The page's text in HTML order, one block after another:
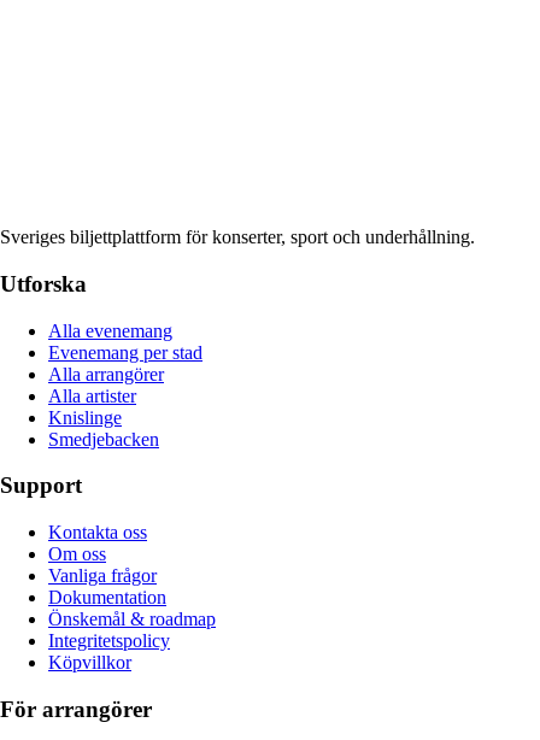
Sveriges biljettplattform för konserter, sport och underhållning.
Utforska
Alla evenemang
Evenemang per stad
Alla arrangörer
Alla artister
Knislinge
Smedjebacken
Support
Kontakta oss
Om oss
Vanliga frågor
Dokumentation
Önskemål & roadmap
Integritetspolicy
Köpvillkor
För arrangörer